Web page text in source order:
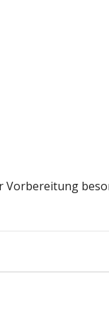
Vorbereitung